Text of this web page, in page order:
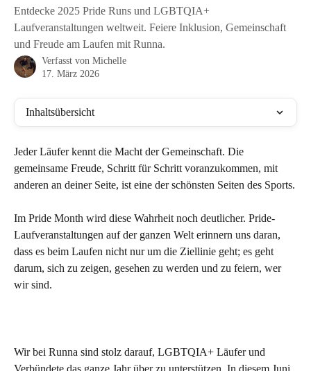
Entdecke 2025 Pride Runs und LGBTQIA+
Laufveranstaltungen weltweit. Feiere Inklusion, Gemeinschaft
und Freude am Laufen mit Runna.
Verfasst von Michelle
17. März 2026
Inhaltsübersicht
Jeder Läufer kennt die Macht der Gemeinschaft. Die
gemeinsame Freude, Schritt für Schritt voranzukommen, mit
anderen an deiner Seite, ist eine der schönsten Seiten des Sports.
Im Pride Month wird diese Wahrheit noch deutlicher. Pride-
Laufveranstaltungen auf der ganzen Welt erinnern uns daran,
dass es beim Laufen nicht nur um die Ziellinie geht; es geht
darum, sich zu zeigen, gesehen zu werden und zu feiern, wer
wir sind.
Wir bei Runna sind stolz darauf, LGBTQIA+ Läufer und